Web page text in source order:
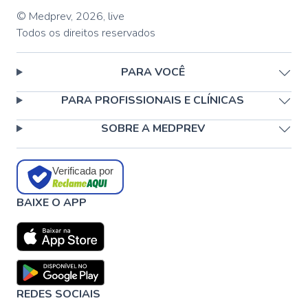
© Medprev, 2026, live
Todos os direitos reservados
PARA VOCÊ
PARA PROFISSIONAIS E CLÍNICAS
SOBRE A MEDPREV
Verificada por
BAIXE O APP
REDES SOCIAIS